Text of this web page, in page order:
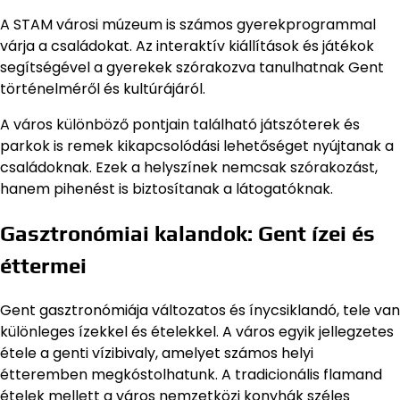
A STAM városi múzeum is számos gyerekprogrammal
várja a családokat. Az interaktív kiállítások és játékok
segítségével a gyerekek szórakozva tanulhatnak Gent
történelméről és kultúrájáról.
A város különböző pontjain található játszóterek és
parkok is remek kikapcsolódási lehetőséget nyújtanak a
családoknak. Ezek a helyszínek nemcsak szórakozást,
hanem pihenést is biztosítanak a látogatóknak.
Gasztronómiai kalandok: Gent ízei és
éttermei
Gent gasztronómiája változatos és ínycsiklandó, tele van
különleges ízekkel és ételekkel. A város egyik jellegzetes
étele a genti vízibivaly, amelyet számos helyi
étteremben megkóstolhatunk. A tradicionális flamand
ételek mellett a város nemzetközi konyhák széles